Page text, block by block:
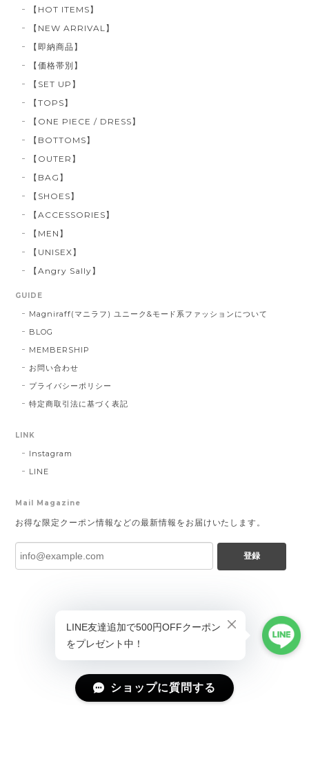
【HOT ITEMS】
【NEW ARRIVAL】
【即納商品】
【価格帯別】
【SET UP】
【TOPS】
【ONE PIECE / DRESS】
【BOTTOMS】
【OUTER】
【BAG】
【SHOES】
【ACCESSORIES】
【MEN】
【UNISEX】
【Angry Sally】
GUIDE
Magniraff(マニラフ) ユニーク&モード系ファッションについて
BLOG
MEMBERSHIP
お問い合わせ
プライバシーポリシー
特定商取引法に基づく表記
LINK
Instagram
LINE
Mail Magazine
お得な限定クーポン情報などの最新情報をお届けいたします。
登録
ショップに質問する